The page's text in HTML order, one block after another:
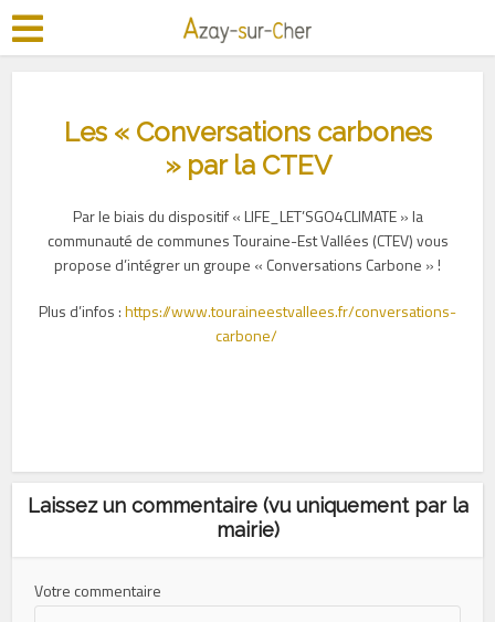
Les « Conversations carbones
» par la CTEV
Par le biais du dispositif « LIFE_LET’SGO4CLIMATE » la
communauté de communes Touraine-Est Vallées (CTEV) vous
propose d’intégrer un groupe « Conversations Carbone » !
Plus d’infos :https://www.touraineestvallees.fr/conversations-
carbone/
Laissez un commentaire (vu uniquement par la
mairie)
Votre commentaire